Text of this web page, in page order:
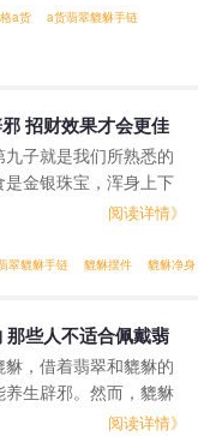
貔貅只会对其主人招
a货 a货翡翠貔貅手链
招财效果才会更佳
子就是我们所熟悉的
金银珠宝，浑身上下
被人们当做招财聚宝
和招财效果才会更佳
阅读详情》
翠貔貅手链 貔貅摆件 貔貅净身
些人不适合佩戴翡
，借着翡翠和貔貅的
生辟邪。然而，貔貅
也不是所有人都适合
阅读详情》